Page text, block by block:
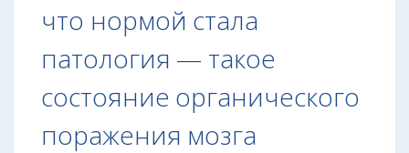
что нормой стала
патология — такое
состояние органического
поражения мозга